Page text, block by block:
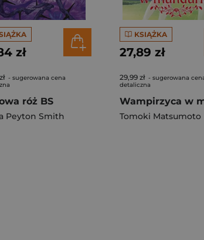
zł
- sugerowana cena
róż BS
Peyton Smith
KSIĄŻKA
27,89 zł
29,99 zł - sugerowana
detaliczna
Tomoki Matsumoto